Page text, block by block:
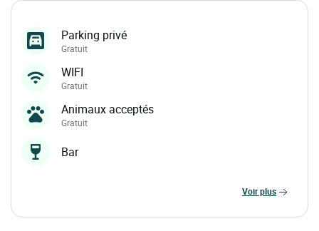
Parking privé
Gratuit
WIFI
Gratuit
Animaux acceptés
Gratuit
Bar
voir plus